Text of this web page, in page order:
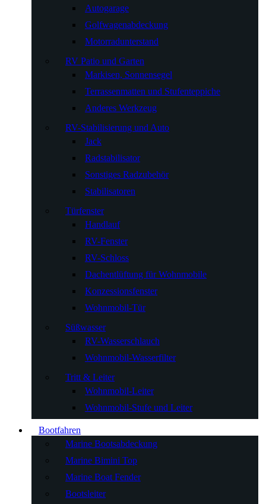
Autogarage
Golfwagenabdeckung
Motorradunterstand
RV Patio und Garten
Markisen, Sonnensegel
Terrassenmatten und Stufenteppiche
Anderes Werkzeug
RV-Stabilisierung und Auto
Jack
Radstabilisator
Sonstiges Radzubehör
Stabilisatoren
Türfenster
Handlauf
RV-Fenster
RV-Schloss
Dachentlüftung für Wohnmobile
Konzessionsfenster
Wohnmobil-Tür
Süßwasser
RV-Wasserschlauch
Wohnmobil-Wasserfilter
Tritt & Leiter
Wohnmobil-Leiter
Wohnmobil-Stufe und Leiter
Bootfahren
Marine Bootsabdeckung
Marine Bimini Top
Marine Boat Fender
Bootsleiter